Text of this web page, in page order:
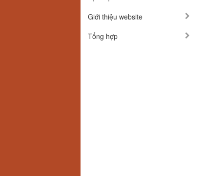
Giới thiệu website
Tổng hợp